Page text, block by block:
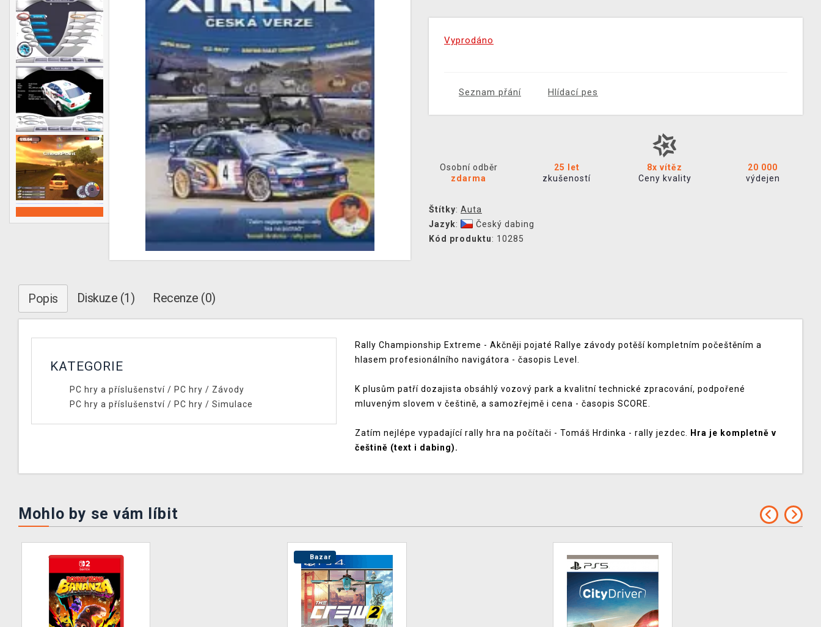
Vyprodáno
Seznam přání Hlídací pes
Osobní odběr
zdarma
25 let
zkušeností
8x vítěz
Ceny kvality
20 000
výdejen
Štítky: Auta
Jazyk:
Český dabing
Kód produktu: 10285
Popis Diskuze (1) Recenze (0)
KATEGORIE
PC hry a příslušenství/ PC hry / Závody
PC hry a příslušenství/ PC hry / Simulace
Rally Championship Extreme - Akčněji pojaté Rallye závody potěší kompletním počeštěním a
hlasem profesionálního navigátora - časopis Level.
K plusům patří dozajista obsáhlý vozový park a kvalitní technické zpracování, podpořené
mluveným slovem v češtině, a samozřejmě i cena - časopis SCORE.
Zatím nejlépe vypadající rally hra na počítači - Tomáš Hrdinka - rally jezdec.
Hra je kompletně v
češtině (text i dabing).
Mohlo by se vám líbit
Bazar